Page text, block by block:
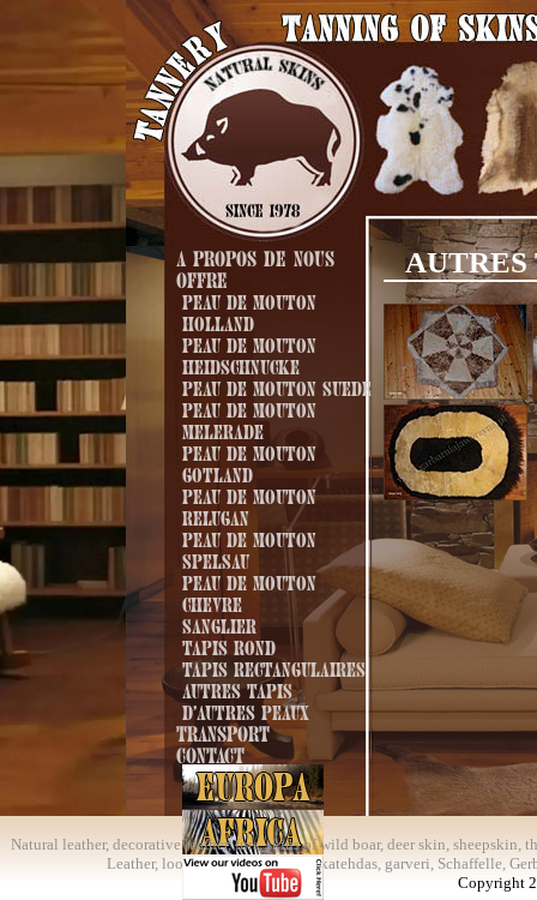
A propos de nous
Offre
Peau de mouton
Holland
Peau de mouton
Heidschnucke
Peau de mouton Suede
Peau de mouton
Melerade
Peau de mouton
Gotland
Peau de mouton
Relugan
Peau de mouton
Spelsau
Peau de mouton
Chevre
Sanglier
Tapis rond
Tapis rectangulaires
Autres tapis
D'autres peaux
Transport
Contact
AUTRES
Natural leather, decorative leather, furs, skins of wild boar, deer skin, sheepskin,
Leather, looierij, leerlooierij, nahkatehdas, garveri, Schaffelle,
Copyright